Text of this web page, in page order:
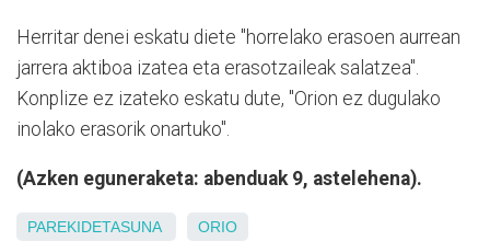
Herritar denei eskatu diete "horrelako erasoen aurrean
jarrera aktiboa izatea eta erasotzaileak salatzea".
Konplize ez izateko eskatu dute, "Orion ez dugulako
inolako erasorik onartuko".
(Azken eguneraketa: abenduak 9, astelehena).
PAREKIDETASUNA ORIO